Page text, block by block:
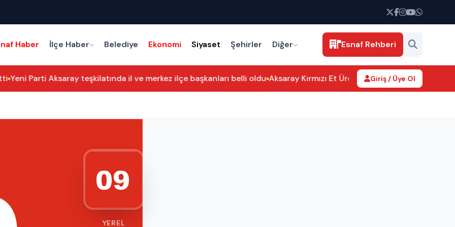
Haber İlçe Haber Belediye Ekonomi Siyaset Şehirler Diğer Esnaf Rehberi
Parti Aksaray teşkilatında il ve merkez ilçe başkanları belli oldu Aksaray Kırmızı Et Üreticileri Birliği’nden Hamit
Giriş / Üye Ol
YEREL